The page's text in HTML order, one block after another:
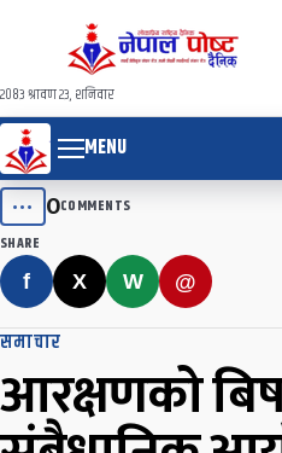
२०८३ श्रावण २३, शनिवार
MENU
••• 0COMMENTS
SHARE
f X W @
समाचार
आरक्षणको